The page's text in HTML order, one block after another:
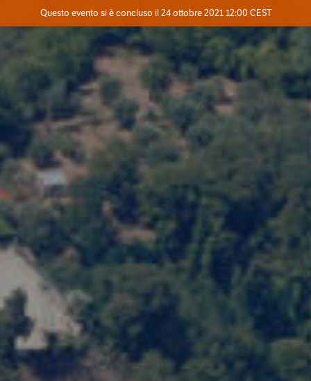
Contatta l'organizzatore
INFO
Questo evento si è concluso il 24 ottobre 2021 12:00 CEST